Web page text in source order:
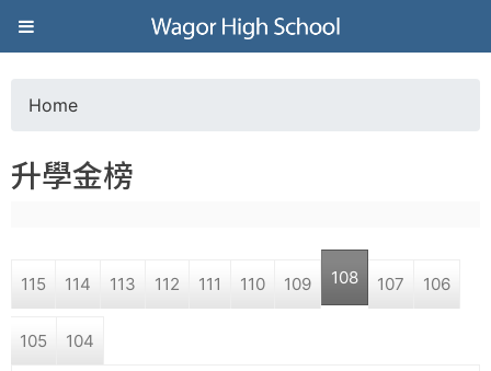
Jump to navigation
葳
格
高
學
o
a
r
Home
升學金榜
115 114 113 112 111 110 109 108 107 106
105 104